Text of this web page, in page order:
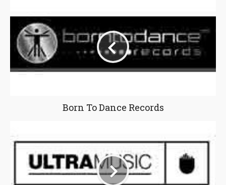
Born To Dance Records